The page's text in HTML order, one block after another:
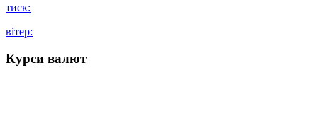
тиск:
вітер:
Курси валют